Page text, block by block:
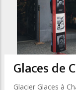
Glaces de
Glacier Glaces à